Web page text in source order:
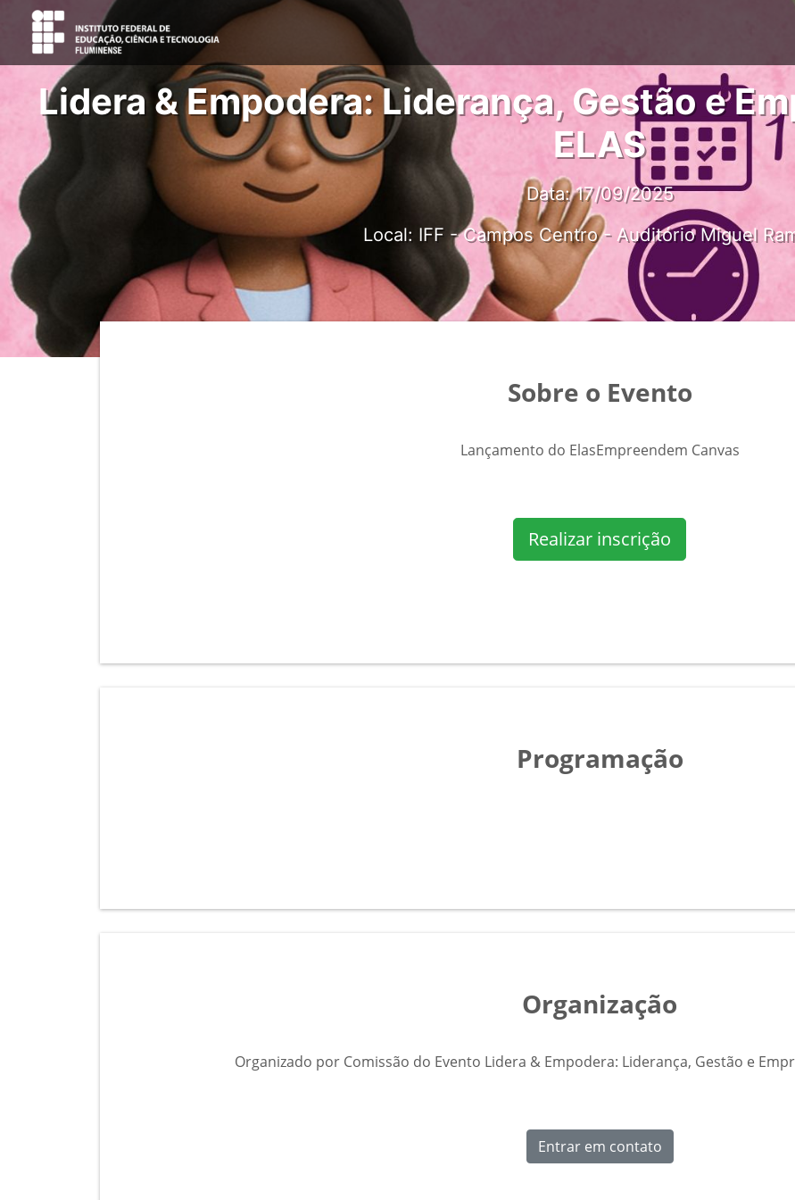
Lidera & Empodera: Liderança, Gestão e
ELAS
Data: 17/09/2025
Local: IFF - Campos Centro - Auditório Miguel
Sobre o Evento
Lançamento do ElasEmpreendem Canvas
Realizar inscrição
Programação
Organização
Organizado por Comissão do Evento Lidera & Empodera: Liderança, Gestão e
Entrar em contato